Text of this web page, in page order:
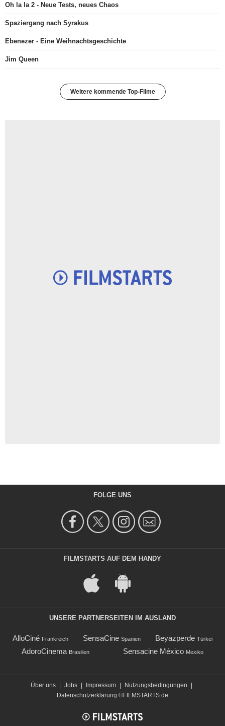
Oh la la 2 - Neue Tests, neues Chaos
Spaziergang nach Syrakus
Ebenezer - Eine Weihnachtsgeschichte
Jim Queen
Weitere kommende Top-Filme
FOLGE UNS
FILMSTARTS AUF DEM HANDY
UNSERE PARTNERSEITEN IM AUSLAND
AlloCiné Frankreich SensaCine Spanien Beyazperde Türkei
AdoroCinema Brasilien Sensacine México Mexiko
Über uns | Jobs | Impressum | Nutzungsbedingungen
|
Datenschutzerklärung ©FILMSTARTS.de